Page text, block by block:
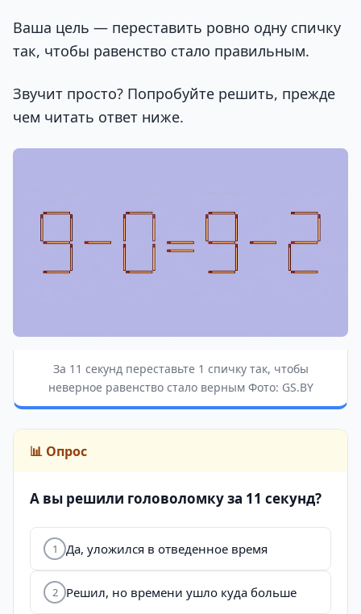
Ваша цель — переставить ровно одну спичку
так, чтобы равенство стало правильным.
Звучит просто? Попробуйте решить, прежде
чем читать ответ ниже.
За 11 секунд переставьте 1 спичку так, чтобы
неверное равенство стало верным Фото: GS.BY
📊 Опрос
А вы решили головоломку за 11 секунд?
1 Да, уложился в отведенное время
2 Решил, но времени ушло куда больше